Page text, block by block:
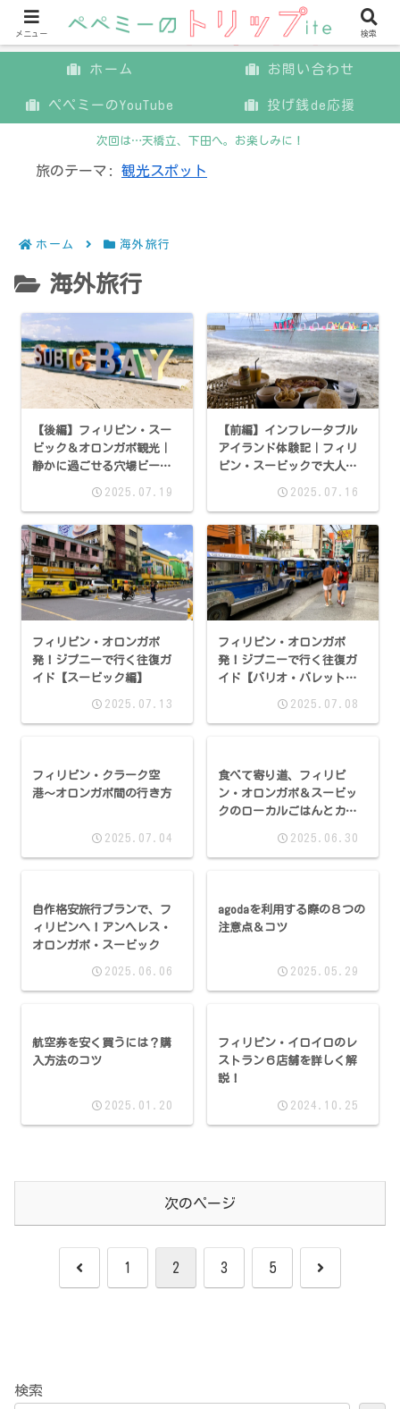
ホーム お問い合わせ
ペペミーのYouTube 投げ銭de応援
次回は…天橋立、下田へ。お楽しみに！
旅のテーマ: 観光スポット
ホーム 海外旅行
海外旅行
【後編】フィリピン・スー
ビック＆オロンガポ観光｜
静かに過ごせる穴場ビーチ
2025.07.19
【前編】インフレータブル
アイランド体験記｜フィリ
ピン・スービックで大人気
2025.07.16
フィリピン・オロンガポ
発！ジプニーで行く往復ガ
イド【スービック編】
2025.07.13
フィリピン・オロンガポ
発！ジプニーで行く往復ガ
イド【バリオ・バレット
2025.07.08
フィリピン・クラーク空
港〜オロンガポ間の行き方
2025.07.04
食べて寄り道、フィリピ
ン・オロンガポ＆スービッ
クのローカルごはんとカフ
2025.06.30
自作格安旅行プランで、フ
ィリピンへ！アンヘレス・
オロンガポ・スービック
2025.06.06
agodaを利用する際の８つの
注意点＆コツ
2025.05.29
航空券を安く買うには？購
入方法のコツ
2025.01.20
フィリピン・イロイロのレ
ストラン６店舗を詳しく解
説！
2024.10.25
次のページ
前 1 2 3 5 次
検索
メニュー 検索